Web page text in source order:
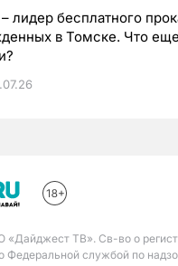
лидер бесплатного
в Томске. Что
«Дайджест ТВ». Св-во о
Федеральной службой по